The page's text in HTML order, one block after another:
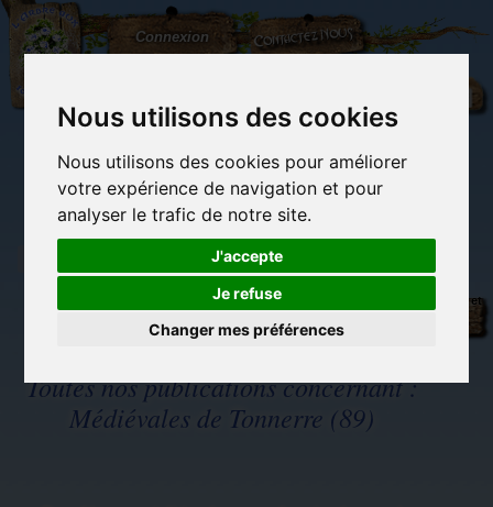
Nous utilisons des cookies
Nous utilisons des cookies pour améliorer
votre expérience de navigation et pour
analyser le trafic de notre site.
J'accepte
Je refuse
Changer mes préférences
L'Arbre
aux
100.000
Connexion Contactez-nous
(vide)
imaginaires
Carterie
papeterie
originale
manuelles,
détente et jeux
Objets déco et
cadeaux
Du côté du
Toutes nos publications concernant :
Médiévales de Tonnerre (89)